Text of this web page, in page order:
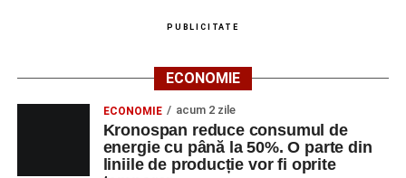
Urmărește-ne pe Google News
Ultimele știri din Sebeș
PUBLICITATE
ECONOMIE
ECONOMIE acum 2 zile
Kronospan reduce consumul de
energie cu până la 50%. O parte din
liniile de producție vor fi oprite